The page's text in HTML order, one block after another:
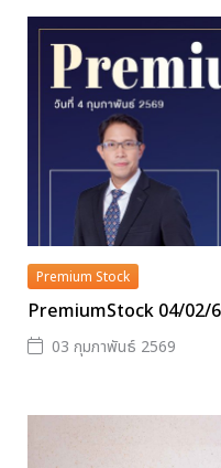
Premium Stock
PremiumStock 04/02/
03 กุมภาพันธ์ 2569